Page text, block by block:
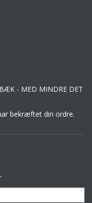
- MED MINDRE DET
bekræftet din ordre.